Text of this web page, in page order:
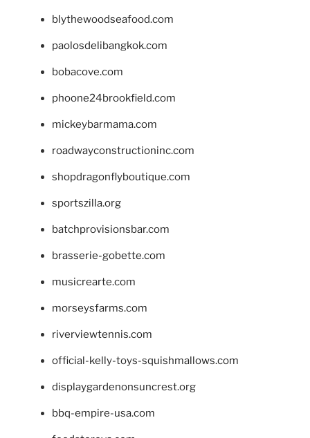
blythewoodseafood.com
paolosdelibangkok.com
bobacove.com
phoone24brookfield.com
mickeybarmama.com
roadwayconstructioninc.com
shopdragonflyboutique.com
sportszilla.org
batchprovisionsbar.com
brasserie-gobette.com
musicrearte.com
morseysfarms.com
riverviewtennis.com
official-kelly-toys-squishmallows.com
displaygardenonsuncrest.org
bbq-empire-usa.com